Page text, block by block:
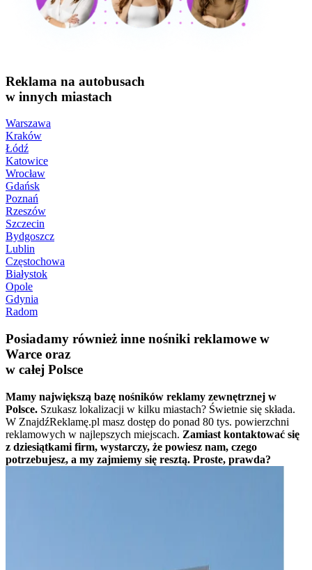
Reklama na autobusach
w innych miastach
Warszawa
Kraków
Łódź
Katowice
Wrocław
Gdańsk
Poznań
Rzeszów
Szczecin
Bydgoszcz
Lublin
Częstochowa
Białystok
Opole
Gdynia
Radom
Posiadamy również inne nośniki reklamowe w
Warce oraz
w całej Polsce
Mamy największą bazę nośników reklamy zewnętrznej w
Polsce. Szukasz lokalizacji w kilku miastach? Świetnie się składa.
W ZnajdźReklamę.pl masz dostęp do ponad 80 tys. powierzchni
reklamowych w najlepszych miejscach. Zamiast kontaktować się
z dziesiątkami firm, wystarczy, że powiesz nam, czego
potrzebujesz, a my zajmiemy się resztą. Proste, prawda?